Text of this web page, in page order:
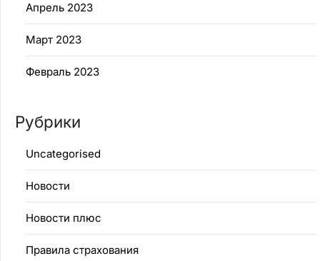
Апрель 2023
Март 2023
Февраль 2023
Рубрики
Uncategorised
Новости
Новости плюс
Правила страхования